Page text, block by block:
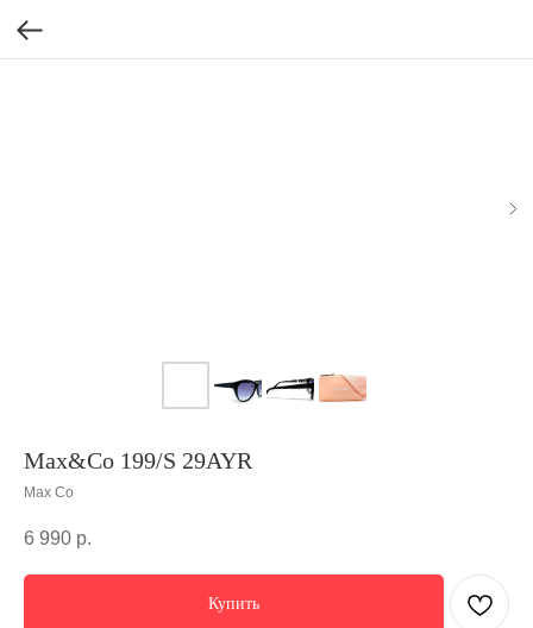
Max&Co 199/S 29AYR
Max Co
6 990 р.
Купить